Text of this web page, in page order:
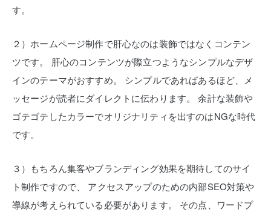
す。
２）ホームページ制作で肝心なのは装飾ではなくコンテン
ツです。
肝心のコンテンツが際立つようなシンプルなデザ
インのテーマがおすすめ。
シンプルであればあるほど、メ
ッセージが読者にダイレクトに伝わります。
余計な装飾や
ゴテゴテしたカラーでオリジナリティを出すのはNGな時代
です。
３）もちろん集客やブランディング効果を期待してのサイ
ト制作ですので、
アクセスアップのための内部SEO対策や
導線が考えられている必要があります。
その点、ワードプ